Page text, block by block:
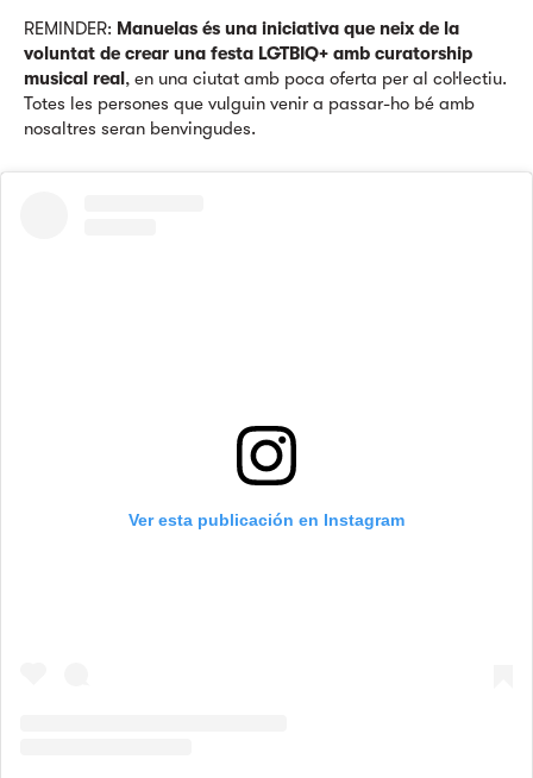
REMINDER: Manuelas és una iniciativa que neix de la
voluntat de crear una festa LGTBIQ+ amb curatorship
musical real, en una ciutat amb poca oferta per al col·lectiu.
Totes les persones que vulguin venir a passar-ho bé amb
nosaltres seran benvingudes.
Ver esta publicación en Instagram